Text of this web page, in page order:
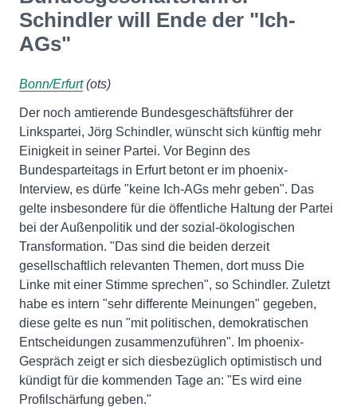
Schindler will Ende der "Ich-
AGs"
Bonn/Erfurt(ots)
Der noch amtierende Bundesgeschäftsführer der
Linkspartei, Jörg Schindler, wünscht sich künftig mehr
Einigkeit in seiner Partei. Vor Beginn des
Bundesparteitags in Erfurt betont er im phoenix-
Interview, es dürfe "keine Ich-AGs mehr geben". Das
gelte insbesondere für die öffentliche Haltung der Partei
bei der Außenpolitik und der sozial-ökologischen
Transformation. "Das sind die beiden derzeit
gesellschaftlich relevanten Themen, dort muss Die
Linke mit einer Stimme sprechen", so Schindler. Zuletzt
habe es intern "sehr differente Meinungen" gegeben,
diese gelte es nun "mit politischen, demokratischen
Entscheidungen zusammenzuführen". Im phoenix-
Gespräch zeigt er sich diesbezüglich optimistisch und
kündigt für die kommenden Tage an: "Es wird eine
Profilschärfung geben."